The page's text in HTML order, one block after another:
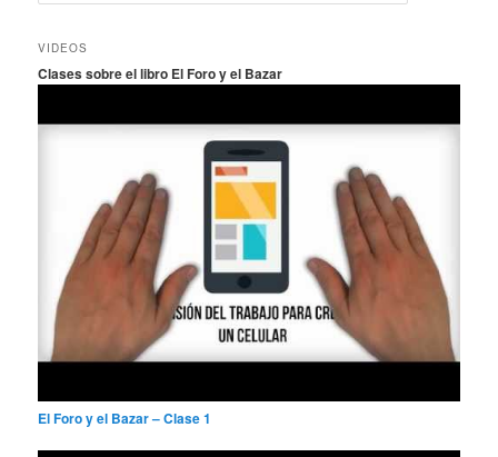
c
r
VIDEOS
Clases sobre el libro El Foro y el Bazar
El Foro y el Bazar – Clase 1